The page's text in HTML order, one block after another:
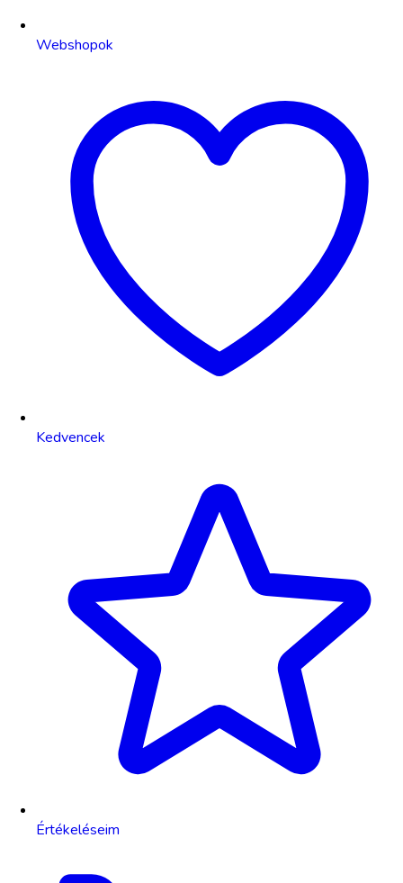
Webshopok
Kedvencek
Értékeléseim